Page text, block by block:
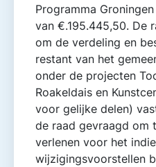
Programma
van €.195.445,50. De
om de verdeling en
restant van het
onder de projecten
Roakeldais en
voor gelijke delen)
de raad gevraagd om
verlenen voor het
wijzigingsvoorstellen